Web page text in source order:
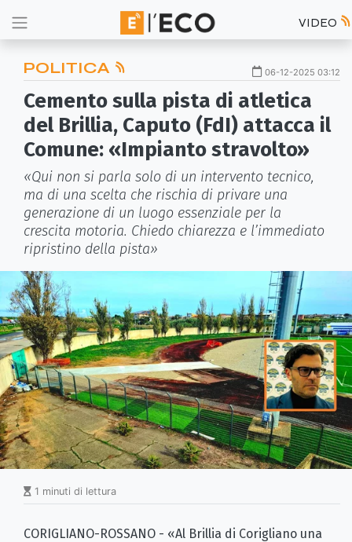
VIDEO
POLITICA 06-12-2025 03:12
Cemento sulla pista di atletica
del Brillia, Caputo (FdI) attacca il
Comune: «Impianto stravolto»
«Qui non si parla solo di un intervento tecnico,
ma di una scelta che rischia di privare una
generazione di un luogo essenziale per la
crescita motoria. Chiedo chiarezza e l’immediato
ripristino della pista»
1 minuti di lettura
CORIGLIANO-ROSSANO - «Al Brillia di Corigliano una